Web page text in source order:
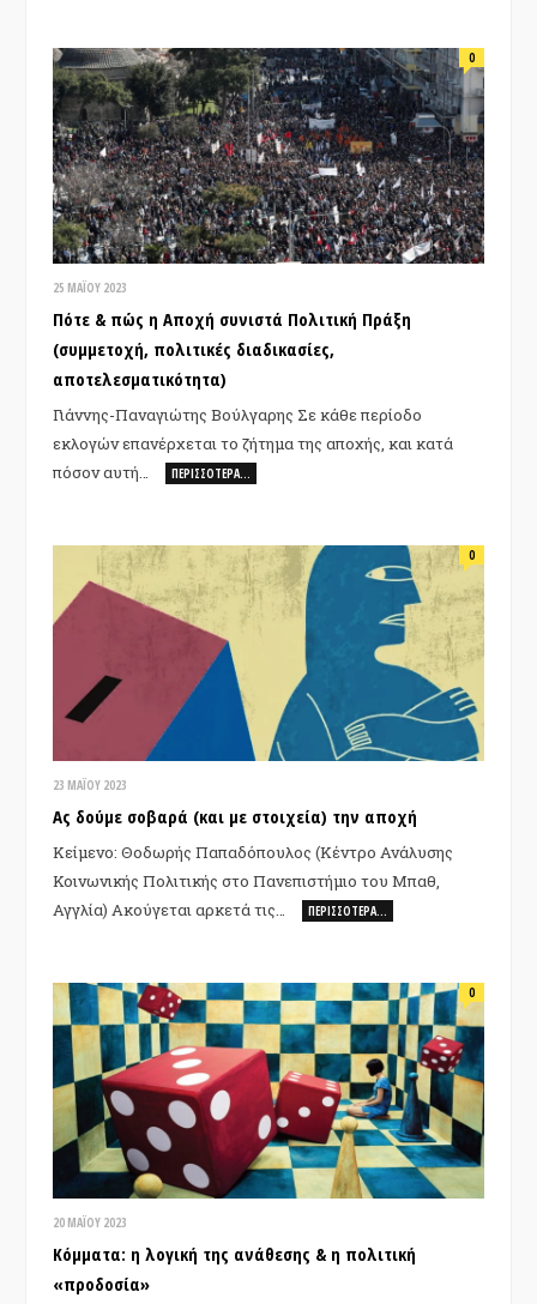
25 ΜΑΪ́ΟΥ 2023
0
Πότε & πώς η Αποχή συνιστά Πολιτική Πράξη
(συμμετοχή, πολιτικές διαδικασίες,
αποτελεσματικότητα)
Γιάννης-Παναγιώτης Βούλγαρης Σε κάθε περίοδο
εκλογών επανέρχεται το ζήτημα της αποχής, και κατά
πόσον αυτή…
ΠΕΡΙΣΣΌΤΕΡΑ…
23 ΜΑΪ́ΟΥ 2023
0
Ας δούμε σοβαρά (και με στοιχεία) την αποχή
Κείμενο: Θοδωρής Παπαδόπουλος (Κέντρο Ανάλυσης
Κοινωνικής Πολιτικής στο Πανεπιστήμιο του Μπαθ,
Αγγλία) Ακούγεται αρκετά τις…
ΠΕΡΙΣΣΌΤΕΡΑ…
20 ΜΑΪ́ΟΥ 2023
0
Κόμματα: η λογική της ανάθεσης & η πολιτική
«προδοσία»